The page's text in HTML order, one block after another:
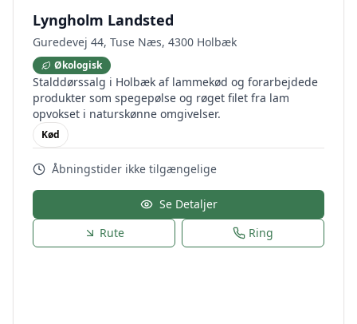
Lyngholm Landsted
Guredevej 44, Tuse Næs, 4300 Holbæk
Økologisk
Stalddørssalg i Holbæk af lammekød og forarbejdede
produkter som spegepølse og røget filet fra lam
opvokset i naturskønne omgivelser.
Kød
Åbningstider ikke tilgængelige
Se Detaljer
Rute
Ring